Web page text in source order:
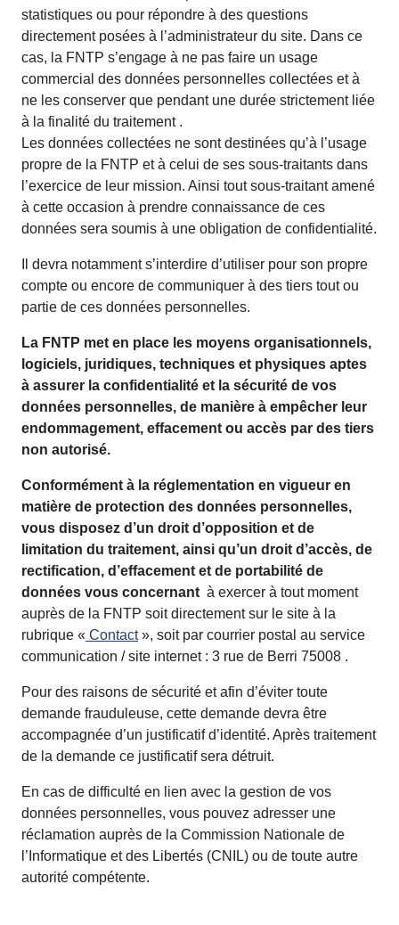
statistiques ou pour répondre à des questions
directement posées à l’administrateur du site. Dans ce
cas, la FNTP s’engage à ne pas faire un usage
commercial des données personnelles collectées et à
ne les conserver que pendant une durée strictement liée
à la finalité du traitement .
Les données collectées ne sont destinées qu’à l’usage
propre de la FNTP et à celui de ses sous-traitants dans
l’exercice de leur mission. Ainsi tout sous-traitant amené
à cette occasion à prendre connaissance de ces
données sera soumis à une obligation de confidentialité.
Il devra notamment s’interdire d’utiliser pour son propre
compte ou encore de communiquer à des tiers tout ou
partie de ces données personnelles.
La FNTP met en place les moyens organisationnels,
logiciels, juridiques, techniques et physiques aptes
à assurer la confidentialité et la sécurité de vos
données personnelles, de manière à empêcher leur
endommagement, effacement ou accès par des tiers
non autorisé.
Conformément à la réglementation en vigueur en
matière de protection des données personnelles,
vous disposez d’un droit d’opposition et de
limitation du traitement, ainsi qu’un droit d’accès, de
rectification, d’effacement et de portabilité de
données vous concernant à exercer à tout moment
auprès de la FNTP soit directement sur le site à la
rubrique « Contact», soit par courrier postal au service
communication / site internet : 3 rue de Berri 75008 .
Pour des raisons de sécurité et afin d’éviter toute
demande frauduleuse, cette demande devra être
accompagnée d’un justificatif d’identité. Après traitement
de la demande ce justificatif sera détruit.
En cas de difficulté en lien avec la gestion de vos
données personnelles, vous pouvez adresser une
réclamation auprès de la Commission Nationale de
l’Informatique et des Libertés (CNIL) ou de toute autre
autorité compétente.